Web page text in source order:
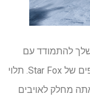
להתמודד עם
אנדרוס גמיש יותר הודות למסלולים המסועפים של Star Fox. תלוי
מחלק לאויבים